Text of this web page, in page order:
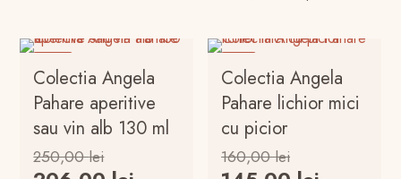
Colectia Angela
Pahare aperitive
sau vin alb 130 ml
250,00lei
Colectia Angela
Pahare lichior mici
cu picior
160,00lei